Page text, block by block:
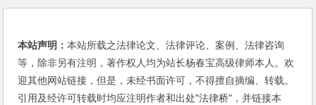
本站声明：本站所载之法律论文、法律评论、案例、法律咨询
等，除非另有注明，著作权人均为站长杨春宝高级律师本人。欢
迎其他网站链接，但是，未经书面许可，不得擅自摘编、转载。
引用及经许可转载时均应注明作者和出处"法律桥"，并链接本